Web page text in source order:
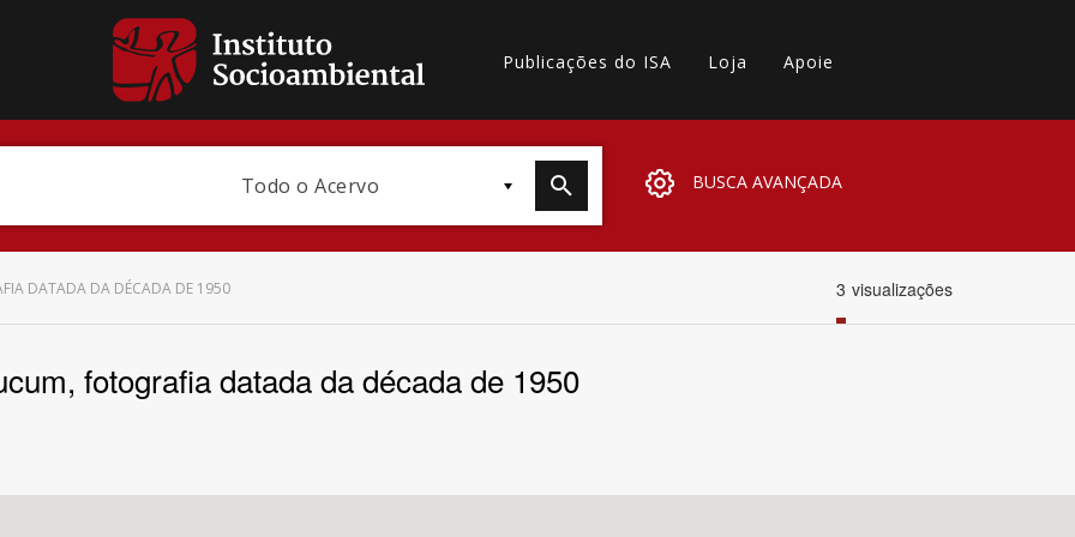
Publicações do ISA Loja Apoie
Todo o Acervo BUSCA AVANÇADA
DATADA DA DÉCADA DE 1950 3 visualizações
fotografia datada da década de 1950